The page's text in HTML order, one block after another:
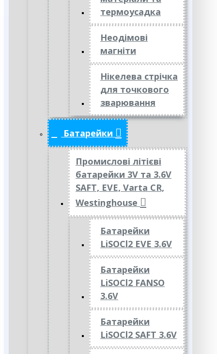
термоусадка
Неодімові
магніти
Нікелева стрічка
для точкового
зварювання
Батарейки
Промислові літієві
батарейки 3V та 3.6V
SAFT, EVE, Varta CR,
Westinghouse
Батарейки
LiSOCl2 EVE 3.6V
Батарейки
LiSOCl2 FANSO
3.6V
Батарейки
LiSOCl2 SAFT 3.6V